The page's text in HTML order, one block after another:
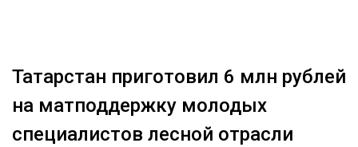
Татарстан приготовил 6 млн рублей
на матподдержку молодых
специалистов лесной отрасли